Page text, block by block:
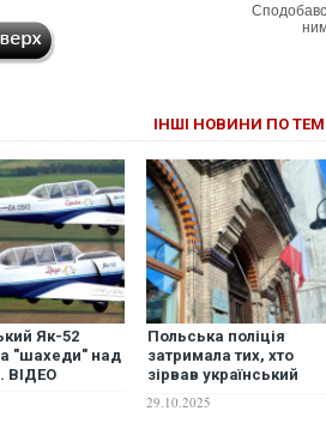
ІНШІ НОВИНИ ПО
Як-52
"шахеди" над
ВІДЕО
Польська поліція
затримала тих, хто
зірвав український
у Перемишлі
29.10.2025